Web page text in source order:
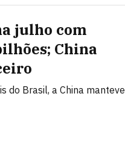
julho com
China
do Brasil, a China manteve